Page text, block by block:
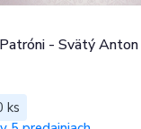
- Svätý
ks